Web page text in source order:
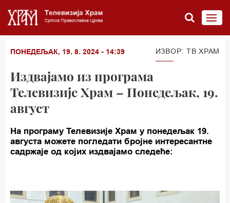
ПОНЕДЕЉАК, 19. 8. 2024 - 14:39 ИЗВОР: TВ ХРАМ
Издвајамо из програма
Телевизије Храм – Понедељак, 19.
август
На програму Телевизије Храм у понедељак 19.
августа можете погледати бројне интересантне
садржаје од којих издвајамо следеће: